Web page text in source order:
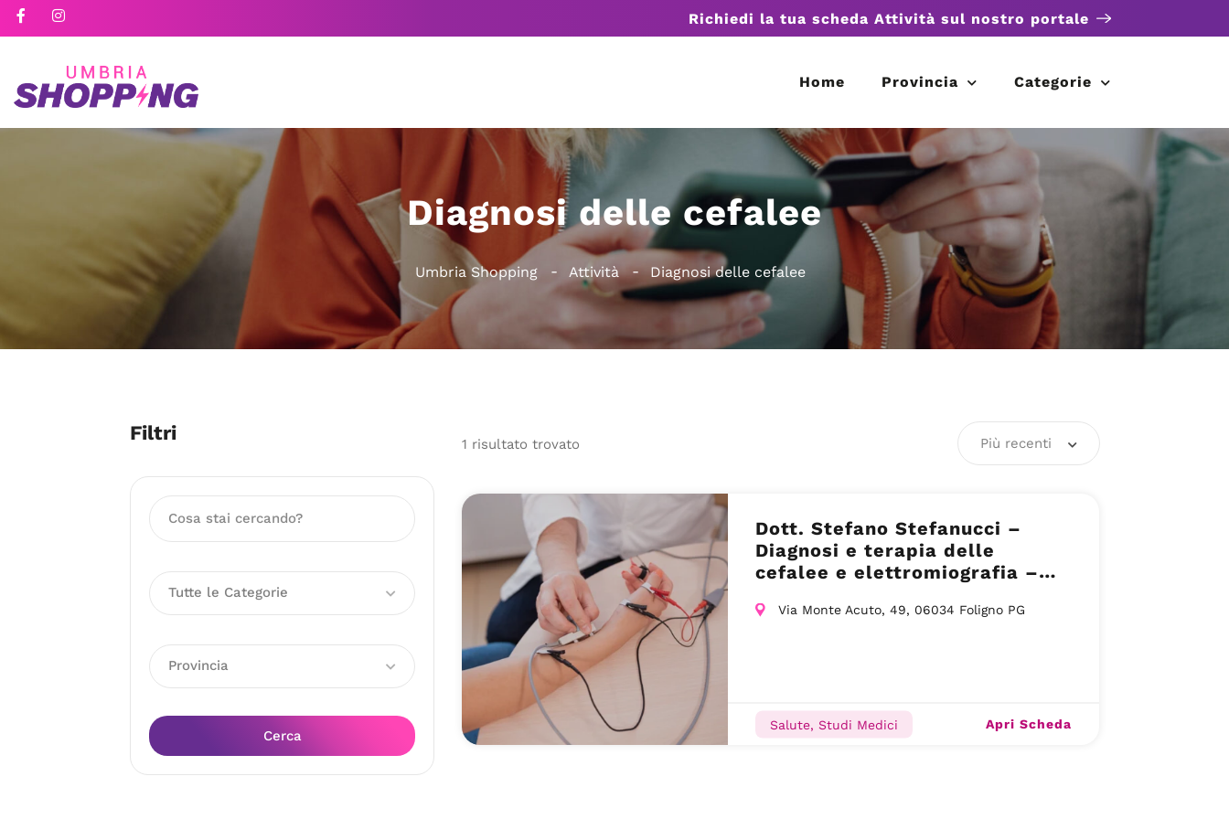
Richiedi la tua scheda Attività sul nostro portale
Home Provincia Categorie
Diagnosi delle cefalee
Umbria Shopping Attività Diagnosi delle cefalee
Filtri
Tutte le Categorie
Provincia
Cerca
1 risultato trovato Più recenti
Dott. Stefano Stefanucci –
Diagnosi e terapia delle
cefalee e elettromiografia –
Via Monte Acuto, 49, 06034 Foligno PG
Salute, Studi Medici Apri Scheda